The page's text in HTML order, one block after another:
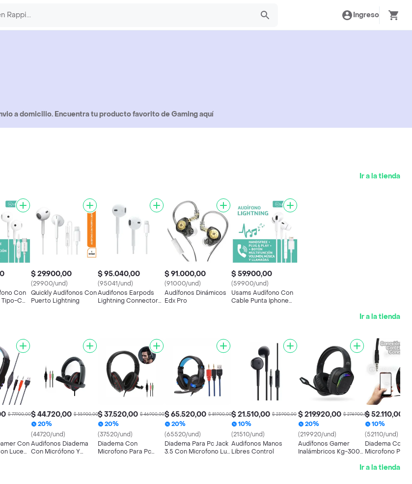
Ingreso
a domicilio. Encuentra tu producto favorito de Gaming aquí
Ir a la tienda
Con
Tipo-C
$ 29.900,00
(29900/und)
Quickly Audífonos Con
Puerto Lightning
$ 95.040,00
(95041/und)
Audifonos Earpods
Lightning Connector
$ 91.000,00
(91000/und)
Audífonos Dinámicos
Edx Pro
$ 59.900,00
(59900/und)
Usams Audífono Con
Cable Punta Iphone
Ir a la tienda
$ 77.900,00
Con
Luces
$ 44.720,00 $ 55.900,00
20%
(44720/und)
Audifonos Diadema
Con Micrófono Y
$ 37.520,00 $ 46.900,00
20%
(37520/und)
Diadema Con
Microfono Para Pc
$ 65.520,00 $ 81.900,00
20%
(65520/und)
Diadema Para Pc Jack
3.5 Con Microfono Luz
$ 21.510,00 $ 23.900,00
10%
(21510/und)
Audifonos Manos
Libres Control
$ 219.920,00 $ 274.900,00
20%
(219920/und)
Audífonos Gamer
Inalámbricos Kg-300
$ 52.110,00
10%
(52110/und)
Diadema Con
Microfono Para
Ir a la tienda